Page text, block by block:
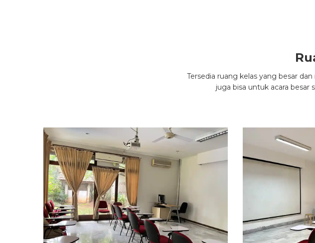
Tersedia ruang kelas yang besar
juga bisa untuk acara besar